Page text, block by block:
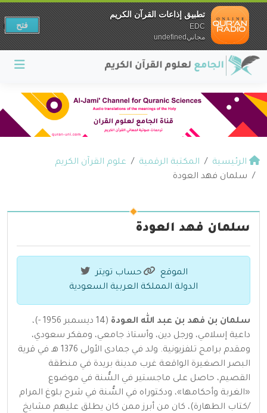
الرئيسية المكتبة الرقمية
علوم القرآن الكريم
سلمان فهد العودة
سلمان فهد العودة
الموقع
حساب تويتر
الدولة المملكة العربية السعودية
سلمان بن فهد بن عبد الله العودة
(14 ديسمبر 1956 -)،
داعية إسلامي، ورجل دين، وأستاذ جامعي، ومفكر سعودي،
ومقدم برامج تلفزيونية. ولد في جمادى الأولى 1376 هـ في قرية
البصر الصغيرة الواقعة غرب مدينة بريدة في منطقة
القصيم، حاصل على ماجستير في السُّنة في موضوع
«الغربة وأحكامها»، ودكتوراه في السُّنة في شرح بلوغ المرام
/كتاب الطهارة)، كان من أبرز ممن كان يطلق عليهم مشايخ
تطبيق إذاعات القرآن الكريم
EDC
مجانيundefined
فتح